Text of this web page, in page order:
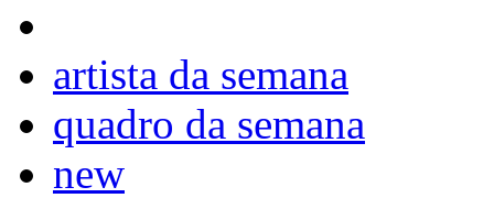
artista da semana
quadro da semana
new